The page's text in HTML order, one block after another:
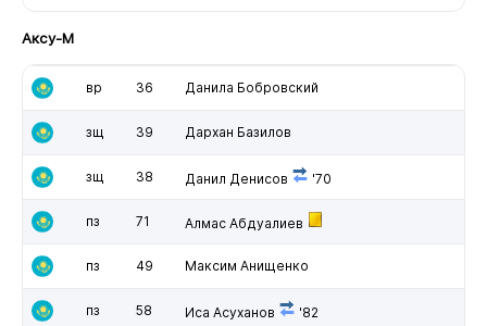
Аксу-М
вр 36 Данила Бобровский
зщ 39 Дархан Базилов
зщ 38 Данил Денисов '70
пз 71 Алмас Абдуалиев
пз 49 Максим Анищенко
пз 58 Иса Асуханов '82